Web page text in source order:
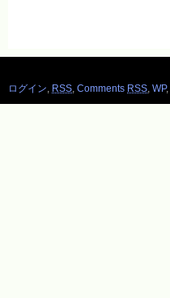
ログイン, RSS, Comments RSS, WP,